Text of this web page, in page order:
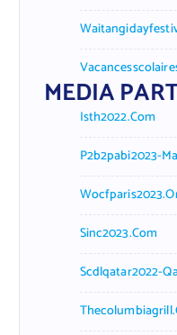
MEDIA
Isth2022.com
P2b2pabi2023-
Sinc2023.com
Scdlqatar2022-